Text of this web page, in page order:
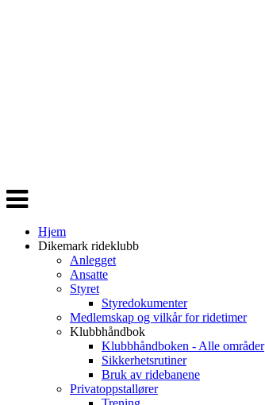
Veksle
navigasjon
Hjem
Dikemark rideklubb
Anlegget
Ansatte
Styret
Styredokumenter
Medlemskap og vilkår for ridetimer
Klubbhåndbok
Klubbhåndboken - Alle områder
Sikkerhetsrutiner
Bruk av ridebanene
Privatoppstallører